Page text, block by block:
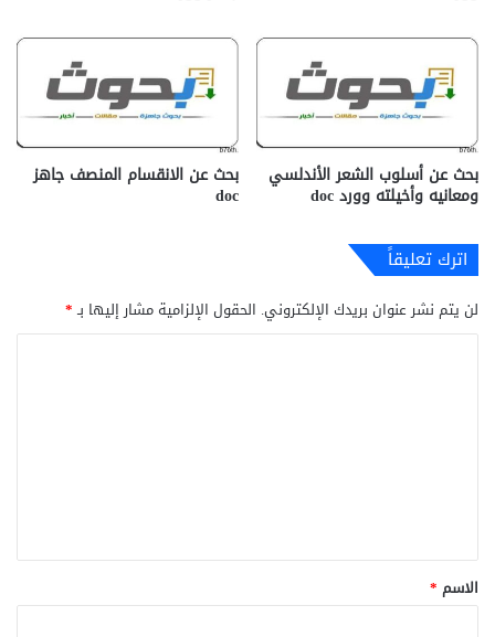
بحث عن أسلوب الشعر الأندلسي
ومعانيه وأخيلته وورد doc
بحث عن الانقسام المنصف جاهز
doc‎
اترك تعليقاً
لن يتم نشر عنوان بريدك الإلكتروني. الحقول الإلزامية مشار إليها بـ*
*
الاسم *